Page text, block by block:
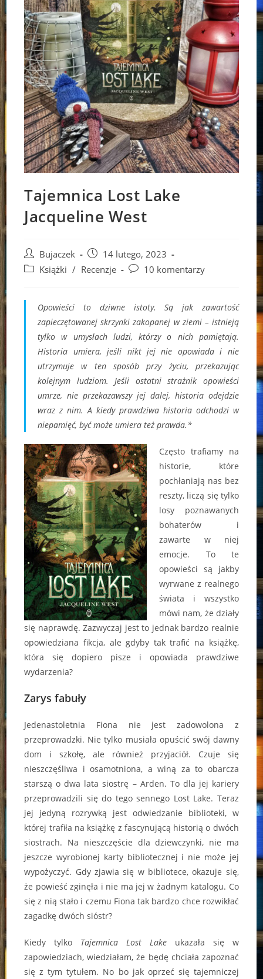
Tajemnica Lost Lake
Jacqueline West
Post
author:
Bujaczek
Post
published:
14 lutego, 2023
PostKsiążki / Recenzje
Post10 komentarzy
Opowieści to dziwne istoty. Są jak zawartość
zapieczętowanej skrzynki zakopanej w ziemi – istnieją
tylko w umysłach ludzi, którzy o nich pamiętają.
Historia umiera, jeśli nikt jej nie opowiada i nie
utrzymuje w ten sposób przy życiu, przekazując
kolejnym ludziom. Jeśli ostatni strażnik opowieści
umrze, nie przekazawszy jej dalej, historia odejdzie
wraz z nim. A kiedy prawdziwa historia odchodzi w
niepamięć, być może umiera też prawda.*
Często trafiamy na
historie, które
pochłaniają nas bez
reszty, liczą się tylko
losy poznawanych
bohaterów i
zawarte w niej
emocje. To te
opowieści są jakby
wyrwane z realnego
świata i wszystko
mówi nam, że działy
się naprawdę. Zazwyczaj jest to jednak bardzo realnie
opowiedziana fikcja, ale gdyby tak trafić na książkę,
która się dopiero pisze i opowiada prawdziwe
wydarzenia?
Zarys fabuły
Jedenastoletnia Fiona nie jest zadowolona z
przeprowadzki. Nie tylko musiała opuścić swój dawny
dom i szkołę, ale również przyjaciół. Czuje się
nieszczęśliwa i osamotniona, a winą za to obarcza
starszą o dwa lata siostrę – Arden. To dla jej kariery
przeprowadzili się do tego sennego Lost Lake. Teraz
jej jedyną rozrywką jest odwiedzanie biblioteki, w
której trafiła na książkę z fascynującą historią o dwóch
siostrach. Na nieszczęście dla dziewczynki, nie ma
jeszcze wyrobionej karty bibliotecznej i nie może jej
wypożyczyć. Gdy zjawia się w bibliotece, okazuje się,
że powieść zginęła i nie ma jej w żadnym katalogu. Co
się z nią stało i czemu Fiona tak bardzo chce rozwikłać
zagadkę dwóch sióstr?
Kiedy tylko Tajemnica Lost Lakeukazała się w
zapowiedziach, wiedziałam, że będę chciała zapoznać
się z tym tytułem. No bo jak oprzeć się tajemniczej